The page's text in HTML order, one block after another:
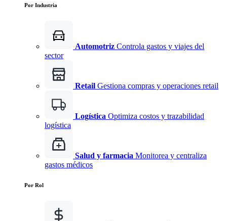
Por Industria
Automotriz Controla gastos y viajes del
sector
Retail Gestiona compras y operaciones retail
Logística Optimiza costos y trazabilidad
logística
Salud y farmacia Monitorea y centraliza
gastos médicos
Por Rol